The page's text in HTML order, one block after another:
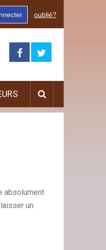
oublié?
absolument
un